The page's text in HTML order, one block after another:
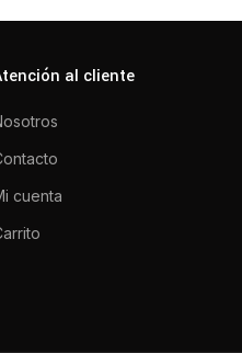
al cliente
cuenta